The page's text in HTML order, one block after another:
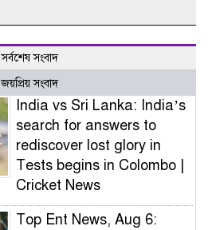
সর্বশেষ সংবাদ
জয়প্রিয় সংবাদ
India vs Sri Lanka: India’s
search for answers to
rediscover lost glory in
Tests begins in Colombo |
Cricket News
Top Ent News, Aug 6: